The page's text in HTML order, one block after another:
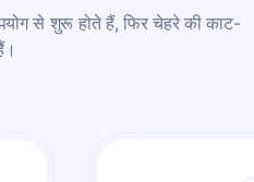
से शुरू होते हैं, फिर चेहरे की काट-